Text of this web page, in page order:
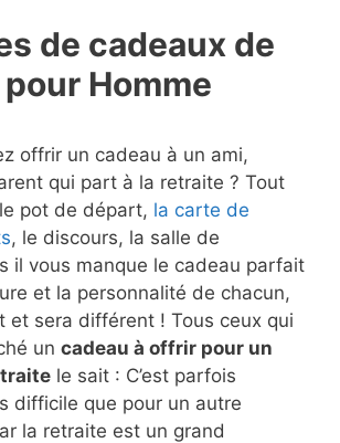
de cadeaux de
Homme
offrir un cadeau à un ami,
qui part à la retraite ? Tout
pot de départ, la carte de
, le discours, la salle de
il vous manque le cadeau parfait
et la personnalité de chacun,
et sera différent ! Tous ceux qui
un cadeau à offrir pour un
le sait : C’est parfois
difficile que pour un autre
la retraite est un grand